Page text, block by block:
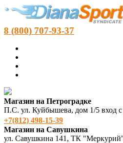
8 (800) 707-93-37
Магазин на Петроградке
П.С. ул. Куйбышева, дом 1/5 вход
+7(812) 498‑15-39
Магазин на Савушкина
ул. Савушкина 141, ТК